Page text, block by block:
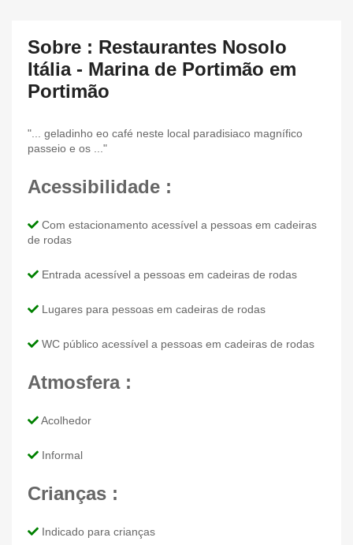
Sobre : Restaurantes Nosolo
Itália - Marina de Portimão em
Portimão
"... geladinho eo café neste local paradisiaco magnífico
passeio e os ..."
Acessibilidade :
Com estacionamento acessível a pessoas em cadeiras
de rodas
Entrada acessível a pessoas em cadeiras de rodas
Lugares para pessoas em cadeiras de rodas
WC público acessível a pessoas em cadeiras de rodas
Atmosfera :
Acolhedor
Informal
Crianças :
Indicado para crianças